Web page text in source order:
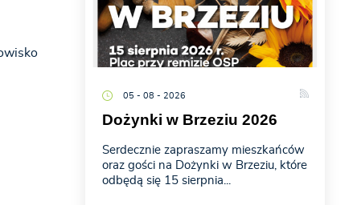
05 - 08 - 2026
Dożynki w Brzeziu 2026
Serdecznie zapraszamy mieszkańców
oraz gości na Dożynki w Brzeziu, które
odbędą się 15 sierpnia...